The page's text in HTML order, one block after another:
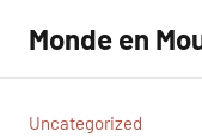
contenu
Monde en
Uncategorized